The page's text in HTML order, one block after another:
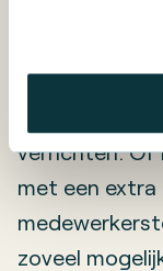
bijvoorbeeld
collega’s
verrichten. Of
met een extra
zoveel